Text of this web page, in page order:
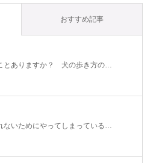
おすすめ記事
とありますか？ 犬の歩き方の…
ないためにやってしまっている…